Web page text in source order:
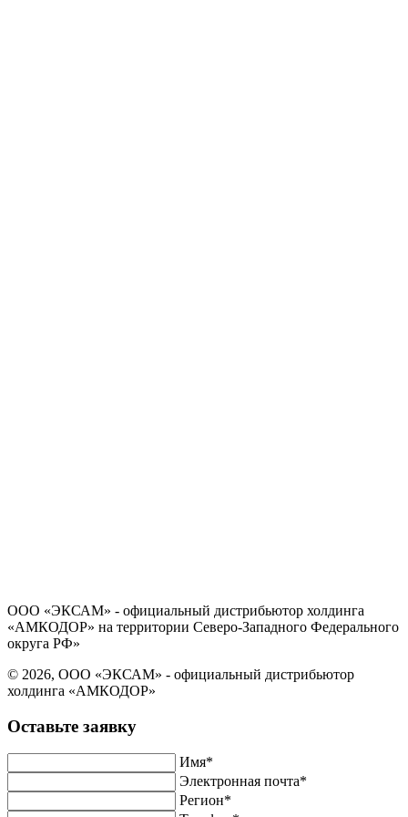
ООО «ЭКСАМ» - официальный дистрибьютор холдинга
«АМКОДОР» на территории Северо-Западного Федерального
округа РФ»
© 2026, ООО «ЭКСАМ» - официальный дистрибьютор
холдинга «АМКОДОР»
Оставьте заявку
Имя*
Электронная почта*
Регион*